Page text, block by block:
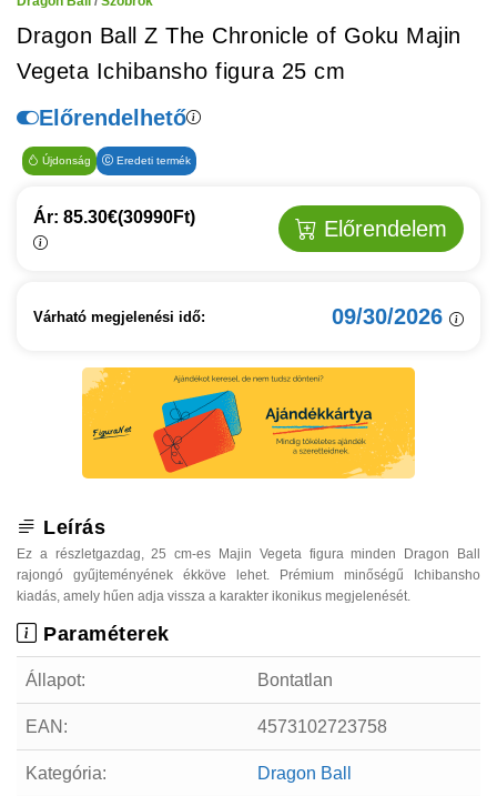
Dragon Ball Z The Chronicle of Goku Majin
Vegeta Ichibansho figura 25 cm
Előrendelhető
Újdonság Eredeti termék
Ár: 85.30€(30990Ft) Előrendelem
Várható megjelenési idő: 09/30/2026
Leírás
Ez a részletgazdag, 25 cm-es Majin Vegeta figura minden Dragon Ball
rajongó gyűjteményének ékköve lehet. Prémium minőségű Ichibansho
kiadás, amely hűen adja vissza a karakter ikonikus megjelenését.
Paraméterek
Állapot: Bontatlan
EAN: 4573102723758
Kategória: Dragon Ball